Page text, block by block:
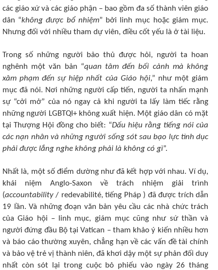
các giáo xứ và các giáo phận – bao gồm đa số thành viên giáo
dân “không được bổ nhiệm” bởi linh mục hoặc giám mục.
Nhưng đối với nhiều tham dự viên, điều cốt yếu là ở tài liệu.
Trong số những người bảo thủ được hỏi, người ta hoan
nghênh một văn bản “quan tâm đến bối cảnh mà không
xâm phạm đến sự hiệp nhất của Giáo hội,” như một giám
mục đã nói. Nơi những người cấp tiến, người ta nhấn mạnh
sự “cởi mở” của nó ngay cả khi người ta lấy làm tiếc rằng
những người LGBTQI+ không xuất hiện. Một giáo dân có mặt
tại Thượng Hội đồng cho biết: “Dấu hiệu rằng tiếng nói của
các nạn nhân và những người sống sót sau bạo lực tình dục
phải được lắng nghe không phải là không có gì”.
Nhất là, một số điểm dường như đã kết hợp với nhau. Ví dụ,
khái niệm Anglo-Saxon về trách nhiệm giải trình
(accountability / redevabilité, tiếng Pháp ) đã được trích dẫn
19 lần. Và những đoạn văn bản yêu cầu các nhà chức trách
của Giáo hội – linh mục, giám mục cũng như sứ thần và
người đứng đầu Bộ tại Vatican – tham khảo ý kiến ​​nhiều hơn
và báo cáo thường xuyên, chẳng hạn về các vấn đề tài chính
và bảo vệ trẻ vị thành niên, đã khơi dậy một sự phản đối duy
nhất còn sót lại trong cuộc bỏ phiếu vào ngày 26 tháng